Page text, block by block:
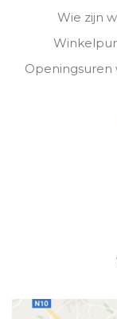
Wie zijn
Openingsuren